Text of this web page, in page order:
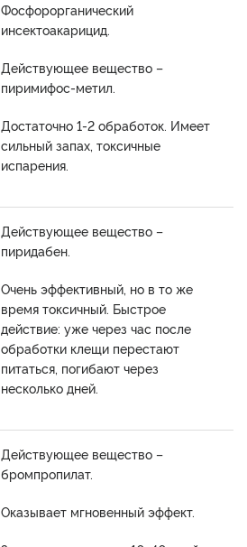
Фосфорорганический
инсектоакарицид.
Действующее вещество –
пиримифос-метил.
Достаточно 1-2 обработок. Имеет
сильный запах, токсичные
испарения.
Действующее вещество –
пиридабен.
Очень эффективный, но в то же
время токсичный. Быстрое
действие: уже через час после
обработки клещи перестают
питаться, погибают через
несколько дней.
Действующее вещество –
бромпропилат.
Оказывает мгновенный эффект.